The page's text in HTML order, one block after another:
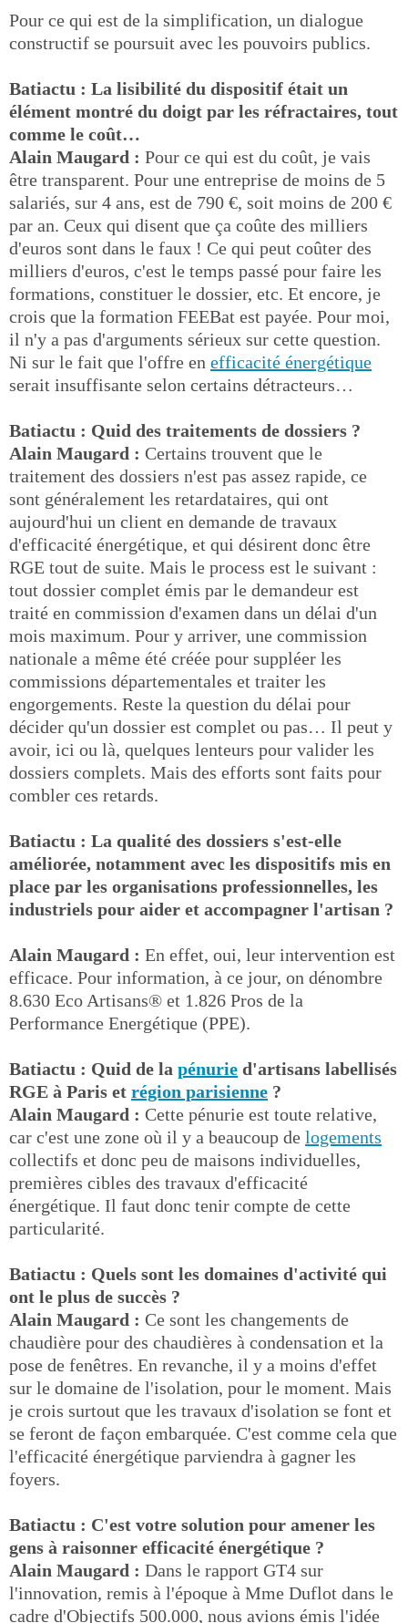
Pour ce qui est de la simplification, un dialogue
constructif se poursuit avec les pouvoirs publics.
Batiactu : La lisibilité du dispositif était un
élément montré du doigt par les réfractaires, tout
comme le coût…
Alain Maugard : Pour ce qui est du coût, je vais
être transparent. Pour une entreprise de moins de 5
salariés, sur 4 ans, est de 790 €, soit moins de 200 €
par an. Ceux qui disent que ça coûte des milliers
d'euros sont dans le faux ! Ce qui peut coûter des
milliers d'euros, c'est le temps passé pour faire les
formations, constituer le dossier, etc. Et encore, je
crois que la formation FEEBat est payée. Pour moi,
il n'y a pas d'arguments sérieux sur cette question.
Ni sur le fait que l'offre en efficacité énergétique
serait insuffisante selon certains détracteurs…
Batiactu : Quid des traitements de dossiers ?
Alain Maugard : Certains trouvent que le
traitement des dossiers n'est pas assez rapide, ce
sont généralement les retardataires, qui ont
aujourd'hui un client en demande de travaux
d'efficacité énergétique, et qui désirent donc être
RGE tout de suite. Mais le process est le suivant :
tout dossier complet émis par le demandeur est
traité en commission d'examen dans un délai d'un
mois maximum. Pour y arriver, une commission
nationale a même été créée pour suppléer les
commissions départementales et traiter les
engorgements. Reste la question du délai pour
décider qu'un dossier est complet ou pas… Il peut y
avoir, ici ou là, quelques lenteurs pour valider les
dossiers complets. Mais des efforts sont faits pour
combler ces retards.
Batiactu : La qualité des dossiers s'est-elle
améliorée, notamment avec les dispositifs mis en
place par les organisations professionnelles, les
industriels pour aider et accompagner l'artisan ?
Alain Maugard : En effet, oui, leur intervention est
efficace. Pour information, à ce jour, on dénombre
8.630 Eco Artisans® et 1.826 Pros de la
Performance Energétique (PPE).
Batiactu : Quid de la pénurie d'artisans labellisés
RGE à Paris et région parisienne ?
Alain Maugard : Cette pénurie est toute relative,
car c'est une zone où il y a beaucoup de logements
collectifs et donc peu de maisons individuelles,
premières cibles des travaux d'efficacité
énergétique. Il faut donc tenir compte de cette
particularité.
Batiactu : Quels sont les domaines d'activité qui
ont le plus de succès ?
Alain Maugard : Ce sont les changements de
chaudière pour des chaudières à condensation et la
pose de fenêtres. En revanche, il y a moins d'effet
sur le domaine de l'isolation, pour le moment. Mais
je crois surtout que les travaux d'isolation se font et
se feront de façon embarquée. C'est comme cela que
l'efficacité énergétique parviendra à gagner les
foyers.
Batiactu : C'est votre solution pour amener les
gens à raisonner efficacité énergétique ?
Alain Maugard : Dans le rapport GT4 sur
l'innovation, remis à l'époque à Mme Duflot dans le
cadre d'Objectifs 500.000, nous avions émis l'idée